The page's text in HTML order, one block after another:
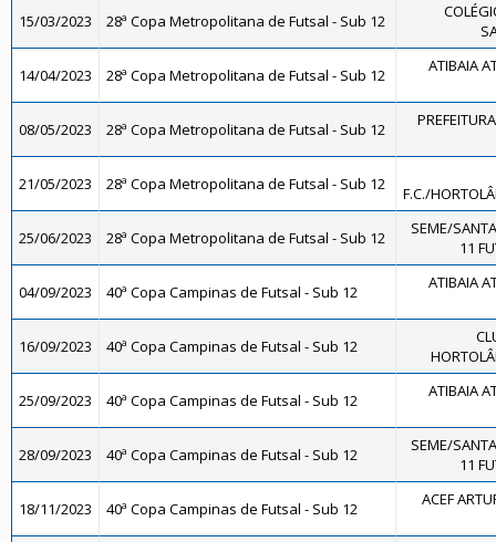
15/03/2023 28ª Copa Metropolitana de Futsal - Sub 12
14/04/2023 28ª Copa Metropolitana de Futsal - Sub 12 ATIBAIA
08/05/2023 28ª Copa Metropolitana de Futsal - Sub 12
21/05/2023 28ª Copa Metropolitana de Futsal - Sub 12 F.C./
25/06/2023 28ª Copa Metropolitana de Futsal - Sub 12
SEME/
11
04/09/2023 40ª Copa Campinas de Futsal - Sub 12 ATIBAIA
16/09/2023 40ª Copa Campinas de Futsal - Sub 12
25/09/2023 40ª Copa Campinas de Futsal - Sub 12 ATIBAIA
28/09/2023 40ª Copa Campinas de Futsal - Sub 12
SEME/
11
18/11/2023 40ª Copa Campinas de Futsal - Sub 12 ACEF